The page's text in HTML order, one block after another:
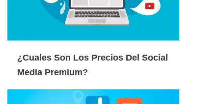
¿Cuales Son Los Precios Del Social
Media Premium?